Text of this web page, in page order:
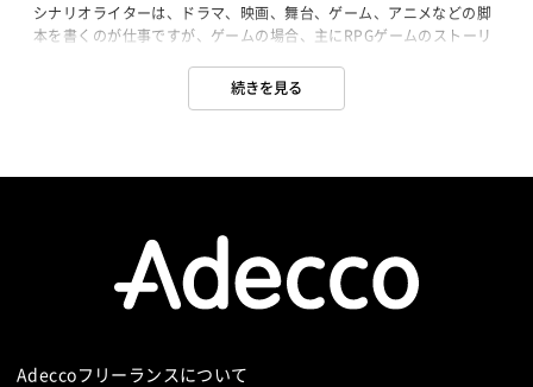
シナリオライターは、ドラマ、映画、舞台、ゲーム、アニメなどの脚
本を書くのが仕事ですが、ゲームの場合、主にRPGゲームのストーリ
キャラクターや世界観の設定を元に、ストーリーを書くシナリオライ
ターもいれば、企画の段階から関わる人もいます。
ナリオライターは、脚本を書く能力だけでなく、フラグやフローチャ
ートの扱いに関する知識も必要となります。
ノベルゲームの場合、漫画の原作と小説の中間のような形態で書かれ
続きを見る
Adeccoフリーランスについて